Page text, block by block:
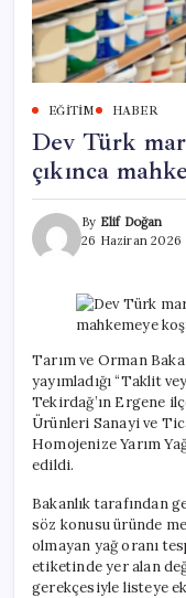
EĞITIM HABER
Dev Türk
çıkınca
By Elif Doğan
26 Haziran 2026
Tarım ve Orman
yayımladığı “Taklit
Tekirdağ’ın Ergene
Ürünleri Sanayi ve
Homojenize Yarım
edildi.
Bakanlık tarafından
söz konusu üründe
olmayan yağ oranı
etiketinde yer alan
gerekçesiyle listeye